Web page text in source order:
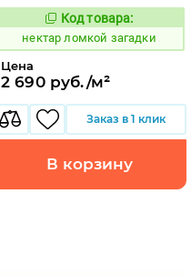
1131027
Код товара:
нектар ломкой загадки
Цена
2 690 руб./м²
Заказ в 1 клик
В корзину